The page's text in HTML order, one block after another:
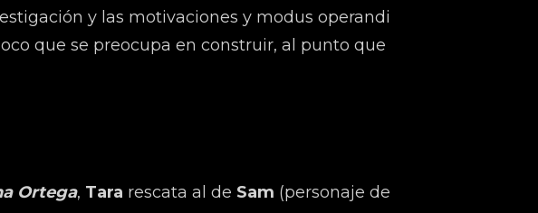
y las motivaciones y modus operandi
que se preocupa en construir, al punto que
Ortega, Tara rescata al de Sam (personaje de